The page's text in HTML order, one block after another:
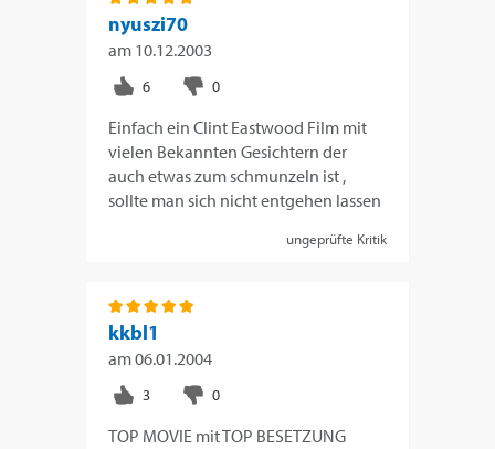
nyuszi70
am 10.12.2003
Einfach ein Clint Eastwood Film mit
vielen Bekannten Gesichtern der
auch etwas zum schmunzeln ist ,
sollte man sich nicht entgehen lassen
ungeprüfte Kritik
kkbl1
am06.01.2004
TOP MOVIE mit TOP BESETZUNG